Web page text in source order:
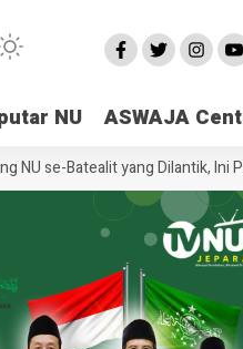
NU ASWAJA
se-Batealit yang Dilantik, Ini